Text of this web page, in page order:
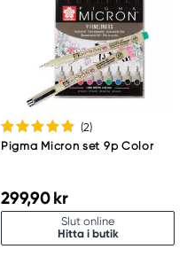
(2)
Pigma Micron set 9p Color
299,90 kr
Slut online
Hitta i butik